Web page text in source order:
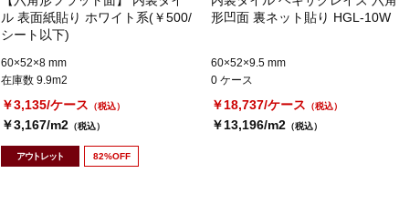
ル 表面紙貼り ホワイト系(￥500/
シート以下)
60×52×8 mm
在庫数 9.9m2
￥3,135/ケース （税込）
￥3,167/m2 （税込）
アウトレット 82%OFF
形凹面 裏ネット貼り HGL-10W
60×52×9.5 mm
0 ケース
￥18,737/ケース （税込）
￥13,196/m2 （税込）